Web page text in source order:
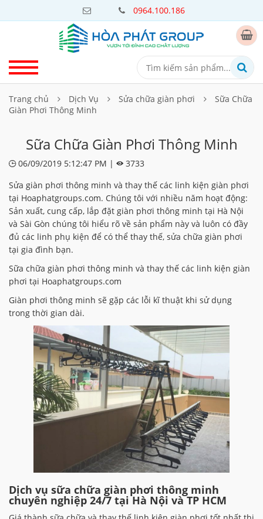
0964.100.186
Trang chủ Dịch Vụ Sửa chữa giàn phơi
Sữa Chữa
Giàn Phơi Thông Minh
Sữa Chữa Giàn Phơi Thông Minh
06/09/2019 5:12:47 PM |
3733
Sửa giàn phơi thông minh và thay thế các linh kiện giàn phơi
tại Hoaphatgroups.com. Chúng tôi với nhiều năm hoạt động:
Sản xuất, cung cấp, lắp đặt giàn phơi thông minh tại Hà Nội
và Sài Gòn chúng tôi hiểu rõ về sản phẩm này và luôn có đầy
đủ các linh phụ kiện để có thể thay thế, sửa chữa giàn phơi
tại gia đình bạn.
Sữa chữa giàn phơi thông minh và thay thế các linh kiện giàn
phơi tại Hoaphatgroups.com
Giàn phơi thông minh sẽ gặp các lỗi kĩ thuật khi sử dụng
trong thời gian dài.
Dịch vụ sữa chữa giàn phơi thông minh
chuyên nghiệp 24/7 tại Hà Nội và TP HCM